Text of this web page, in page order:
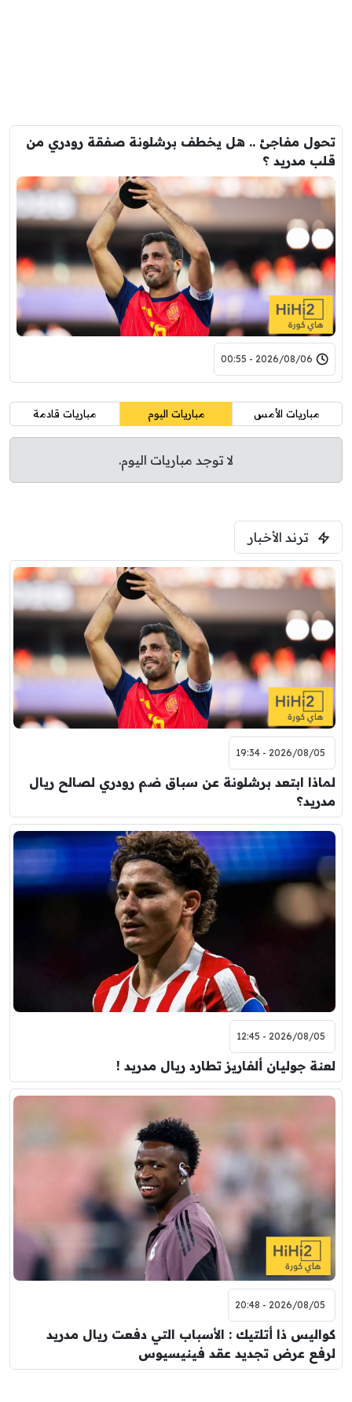
تحول مفاجئ .. هل يخطف برشلونة صفقة رودري من
قلب مدريد ؟
2026/08/06 - 00:55
مباريات الأمس مباريات اليوم مباريات قادمة
لا توجد مباريات اليوم.
ترند الأخبار
2026/08/05 - 19:34
لماذا ابتعد برشلونة عن سباق ضم رودري لصالح ريال
مدريد؟
2026/08/05 - 12:45
لعنة جوليان ألفاريز تطارد ريال مدريد !
2026/08/05 - 20:48
كواليس ذا أتلتيك : الأسباب التي دفعت ريال مدريد
لرفع عرض تجديد عقد فينيسيوس